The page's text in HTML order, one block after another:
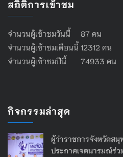
สถิติการเข้าชม
จำนวนผู้เข้าชมวันนี้ 87 คน
จำนวนผู้เข้าชมเดือนนี้ 12312 คน
จำนวนผู้เข้าชมปีนี้ 74933 คน
กิจกรรมล่าสุด
ผู้ว่าราชการจังหวัดส
ประกาศเจตนารมณ์ร่ว